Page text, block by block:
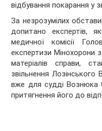
відбування покарання у
За незрозумілих
допитано експертів,
медичної комісії
експертизи Мінохорони
матеріалів справи,
звільнення
вже для судді Вознюка
притягнення його до